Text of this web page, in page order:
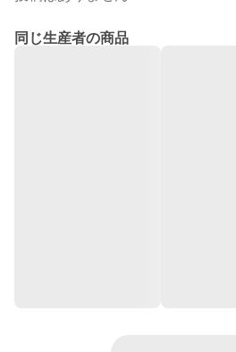
同じ生産者の商品